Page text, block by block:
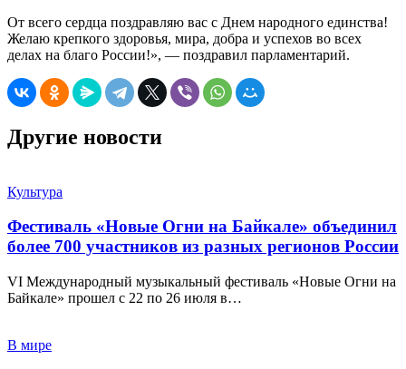
От всего сердца поздравляю вас с Днем народного единства!
Желаю крепкого здоровья, мира, добра и успехов во всех
делах на благо России!», — поздравил парламентарий.
Другие новости
Культура
Фестиваль «Новые Огни на Байкале» объединил
более 700 участников из разных регионов России
VI Международный музыкальный фестиваль «Новые Огни на
Байкале» прошел с 22 по 26 июля в…
В мире